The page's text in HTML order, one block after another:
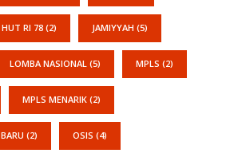
HUT RI 78 (2) JAMIYYAH (5)
LOMBA NASIONAL (5) MPLS (2)
MPLS MENARIK (2)
(2) OSIS (4)